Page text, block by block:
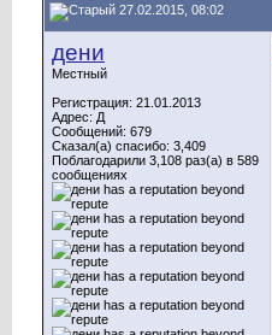
27.02.2015, 08:02
дени
Местный
Регистрация: 21.01.2013
Адрес: Д
Сообщений: 679
Сказал(а) спасибо: 3,409
Поблагодарили 3,108 раз(а) в 589
сообщениях